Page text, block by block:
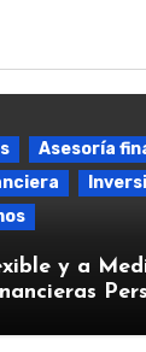
Asesoría
y a